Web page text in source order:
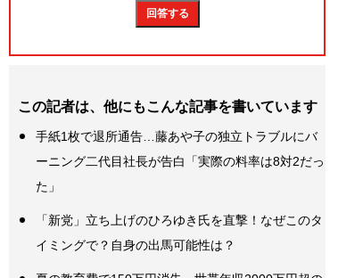
この記者は、他にもこんな記事を書いています
手紙1枚で退所通告…藤あや子の独立トラブルにバ
ーニング二代目社長が告白「実際の料率は8対2だっ
た」
「新党」立ち上げのひろゆき氏を直撃！なぜこのタ
イミングで？自身の出馬可能性は？